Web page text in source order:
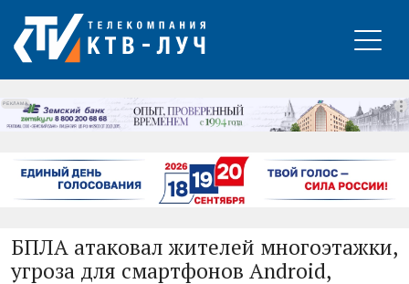
РЕКЛАМА
БПЛА атаковал жителей многоэтажки,
угроза для смартфонов Android,